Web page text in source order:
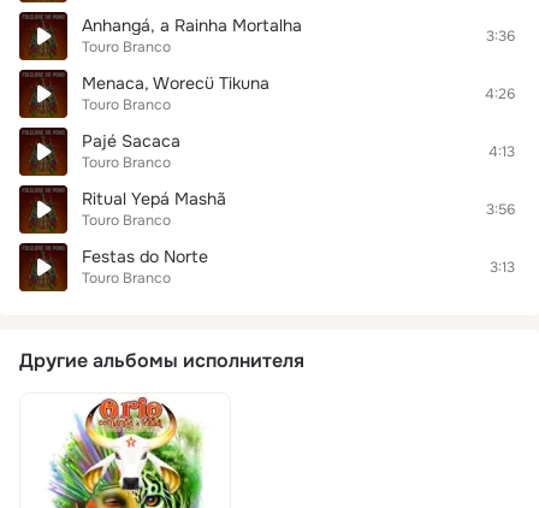
Anhangá, a Rainha Mortalha
Touro Branco
3:36
Menaca, Worecü Tikuna
Touro Branco
4:26
Pajé Sacaca
Touro Branco
4:13
Ritual Yepá Mashã
Touro Branco
3:56
Festas do Norte
Touro Branco
3:13
Другие альбомы исполнителя